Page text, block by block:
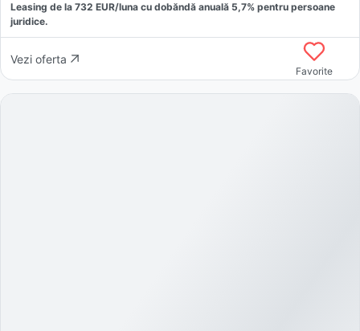
Leasing de la 732 EUR/luna cu dobăndă anuală 5,7% pentru persoane
juridice.
Vezi oferta
Favorite